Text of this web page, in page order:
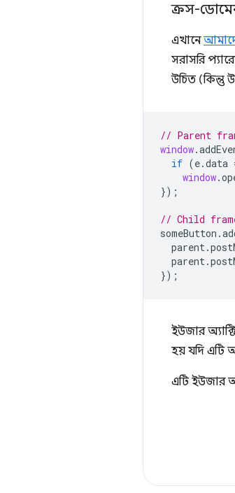
ক্রস-
এখানে
সরাসরি
উচিত (কিন্তু
// Parent
window.
if (e.data
window.
});
// Child
someButton .
parent.
parent.
});
ইউজার
হয় যদি এটি
এটি ইউজার